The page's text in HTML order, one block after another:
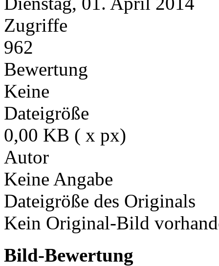
Zugriffe
962
Bewertung
Keine
Dateigröße
0,00 KB ( x px)
Autor
Keine Angabe
Dateigröße des Originals
Kein Original-Bild
Bild-Bewertung